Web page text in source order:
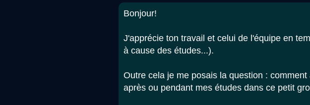
Bonjour!
J'apprécie ton travail et celui de l'équipe en
à cause des études...).
Outre cela je me posais la question :
après ou pendant mes études dans ce petit